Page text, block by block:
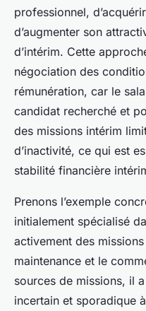
professionnel,
d’augmenter son
d’intérim. Cette
négociation des
rémunération, car le
candidat recherché et
des missions intérim
d’inactivité, ce qui est
stabilité financière
Prenons l’exemple
initialement spécialisé
activement des
maintenance et le
sources de missions, il
incertain et sporadique